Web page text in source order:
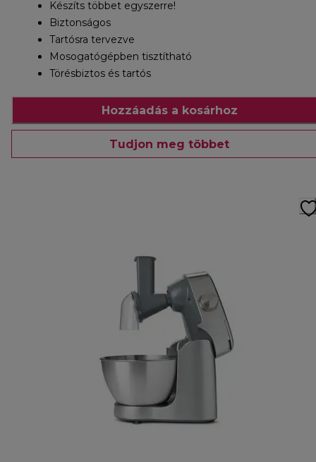
Készíts többet egyszerre!
Biztonságos
Tartósra tervezve
Mosogatógépben tisztítható
Törésbiztos és tartós
Hozzáadás a kosárhoz
Tudjon meg többet